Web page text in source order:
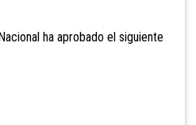
ha aprobado el siguiente